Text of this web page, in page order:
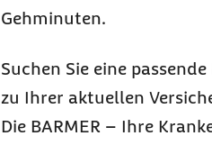
Gehminuten.
Suchen Sie eine
zu Ihrer aktuellen
Die BARMER – Ihre